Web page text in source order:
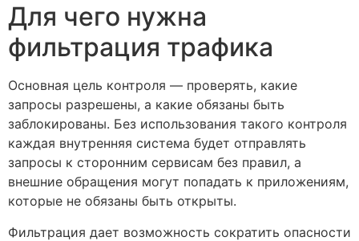
Для чего нужна
фильтрация трафика
Основная цель контроля — проверять, какие
запросы разрешены, а какие обязаны быть
заблокированы. Без использования такого контроля
каждая внутренняя система будет отправлять
запросы к сторонним сервисам без правил, а
внешние обращения могут попадать к приложениям,
которые не обязаны быть открыты.
Фильтрация дает возможность сократить опасности